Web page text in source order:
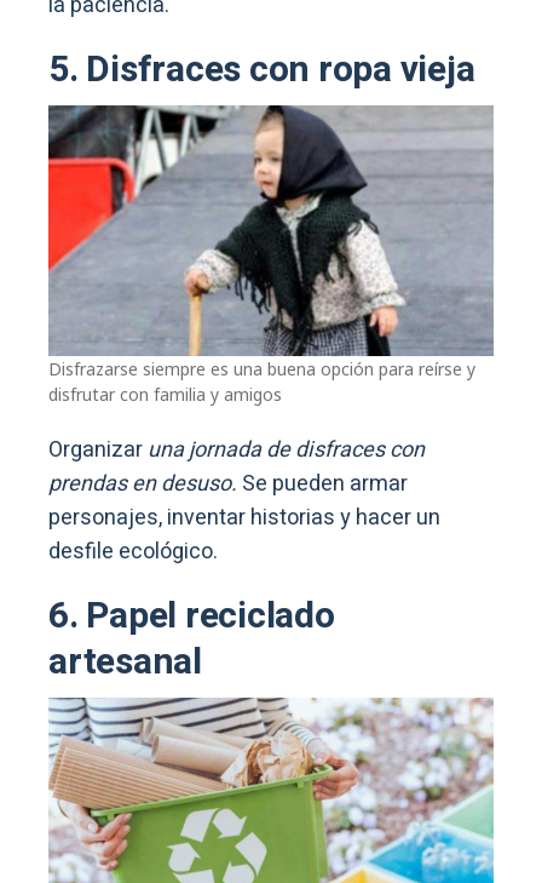
5. Disfraces con ropa vieja
Disfrazarse siempre es una buena opción para reírse y
disfrutar con familia y amigos
Organizar una jornada de disfraces con
prendas en desuso. Se pueden armar
personajes, inventar historias y hacer un
desfile ecológico.
6. Papel reciclado
artesanal